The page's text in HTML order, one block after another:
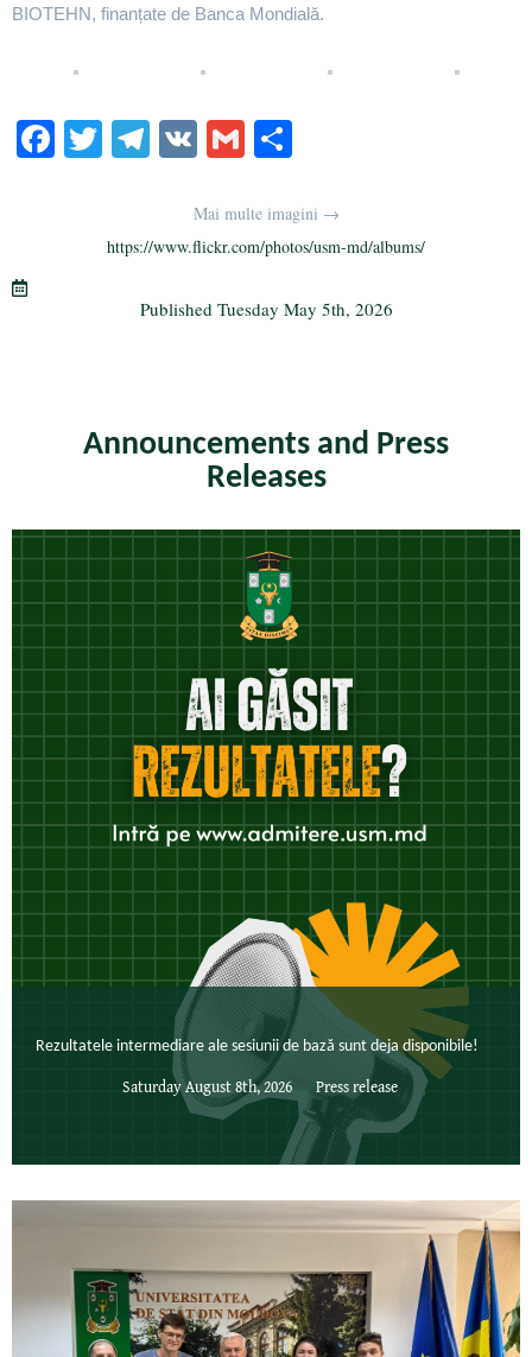
BIOTEHN, finanțate de Banca Mondială.
Fa T
r
Te
a
m
V G
ailre
Mai multe imagini →
https://www.flickr.com/photos/usm-md/albums/
Published Tuesday May 5th, 2026
Announcements and Press
Releases
Rezultatele intermediare ale sesiunii de bază sunt deja disponibile!
Saturday August 8th, 2026 Press release